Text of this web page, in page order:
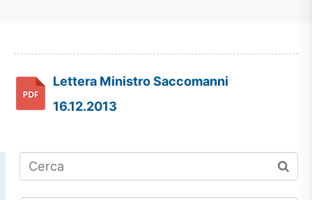
Lettera Ministro Saccomanni
16.12.2013